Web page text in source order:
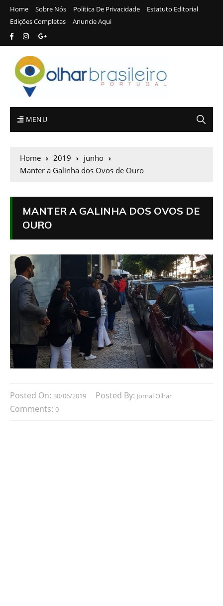
Home Sobre Nós Política De Privacidade
Estatuto Editorial
Edições Completas
Anuncie Aqui
MENU
Home 2019
junho
Manter a Galinha dos Ovos de Ouro
MANTER A GALINHA DOS OVOS DE
OURO
Posted On: 30/06/2019 Posted By: Jornal Olhar
Comments: 0